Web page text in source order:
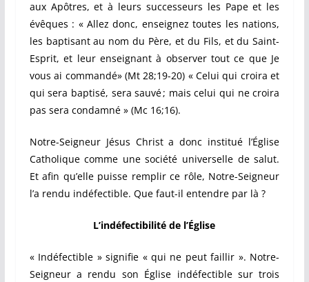
aux Apôtres, et à leurs successeurs les Pape et les
évêques : « Allez donc, enseignez toutes les nations,
les baptisant au nom du Père, et du Fils, et du Saint-
Esprit, et leur enseignant à observer tout ce que Je
vous ai commandé» (Mt 28;19-20) « Celui qui croira et
qui sera baptisé, sera sauvé ; mais celui qui ne croira
pas sera condamné » (Mc 16;16).
Notre-Seigneur Jésus Christ a donc institué l’Église
Catholique comme une société universelle de salut.
Et afin qu’elle puisse remplir ce rôle, Notre-Seigneur
l’a rendu indéfectible. Que faut-il entendre par là ?
L’indéfectibilité de l’Église
« Indéfectible » signifie « qui ne peut faillir ». Notre-
Seigneur a rendu son Église indéfectible sur trois